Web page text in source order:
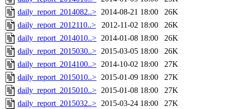
daily_report_2014082..> 2014-08-21 18:00
26K
daily_report_2012110..>
2012-11-02 18:00
26K
daily_report_2014010..> 2014-01-08 18:00
26K
daily_report_2015030..> 2015-03-05 18:00
26K
daily_report_2014100..> 2014-10-02 18:00
27K
daily_report_2015010..> 2015-01-09 18:00
27K
daily_report_2015010..> 2015-01-08 18:00
27K
daily_report_2015032..> 2015-03-24 18:00
27K